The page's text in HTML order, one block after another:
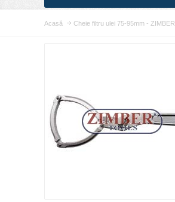
Acasă Cheie filtru ulei 75-95mm - ZIMBER